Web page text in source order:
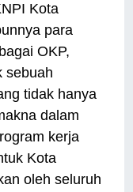
Kota
para
OKP,
sebuah
tidak hanya
dalam
kerja
Kota
oleh seluruh